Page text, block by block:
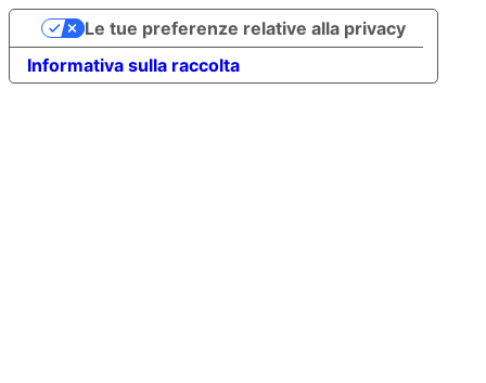
Informativa sulla raccolta
Le tue preferenze relative alla privacy